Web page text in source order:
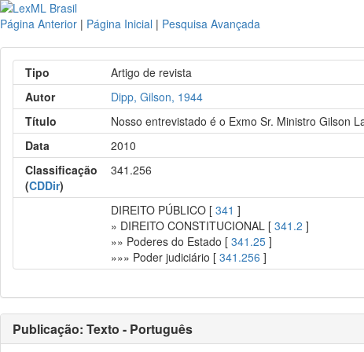
Página Anterior | Página Inicial | Pesquisa Avançada
Tipo
Artigo de revista
Autor
Dipp, Gilson, 1944
Título
Nosso entrevistado é o Exmo Sr. Ministro Gilson
Data
2010
Classificação
(CDDir)
341.256
DIREITO PÚBLICO [341 ]
» DIREITO CONSTITUCIONAL [341.2 ]
»» Poderes do Estado [341.25 ]
»»» Poder judiciário [341.256 ]
Publicação: Texto - Português